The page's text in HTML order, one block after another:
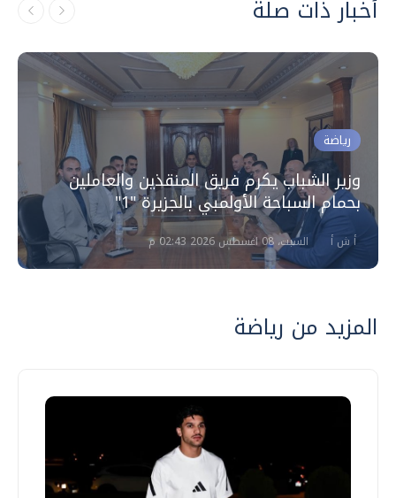
أخبار ذات صلة
رياضة
وزير الشباب يكرم فريق المنقذين والعاملين
بحمام السباحة الأولمبي بالجزيرة "1"
أ ش أ السبت، 08 اغسطس 2026 02:43 م
المزيد من رياضة